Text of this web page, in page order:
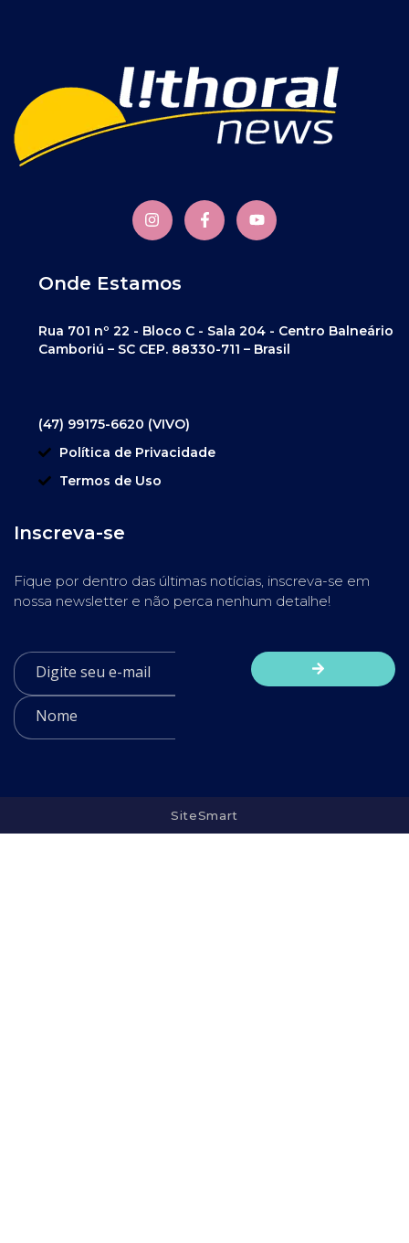
Onde Estamos
Rua 701 nº 22 - Bloco C - Sala 204 - Centro Balneário
Camboriú – SC CEP. 88330-711 – Brasil
(47) 99175-6620 (VIVO)
Política de Privacidade
Termos de Uso
Inscreva-se
Fique por dentro das últimas notícias, inscreva-se em
nossa newsletter e não perca nenhum detalhe!
SiteSmart